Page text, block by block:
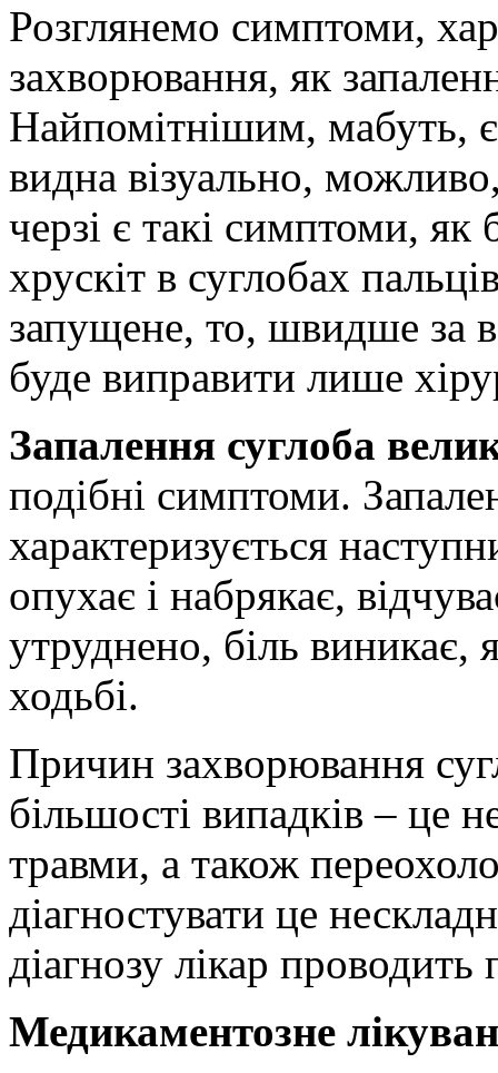
Розглянемо симптоми,
захворювання, як
Найпомітнішим, мабуть,
видна візуально,
черзі є такі симптоми, як
хрускіт в суглобах
запущене, то, швидше за
буде виправити лише
Запалення суглоба
подібні симптоми.
характеризується
опухає і набрякає,
утруднено, біль виникає,
ходьбі.
Причин захворювання
більшості випадків – це
травми, а також
діагностувати це
діагнозу лікар
Медикаментозне